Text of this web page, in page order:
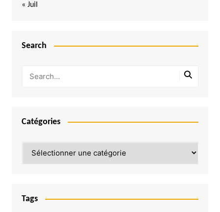
« Juil
Search
Catégories
Tags